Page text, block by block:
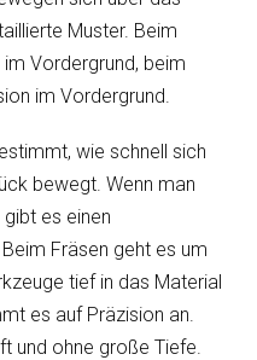
Muster. Beim
Vordergrund, beim
im Vordergrund.
wie schnell sich
bewegt. Wenn man
es einen
Fräsen geht es um
tief in das Material
es auf Präzision an.
und ohne große Tiefe.